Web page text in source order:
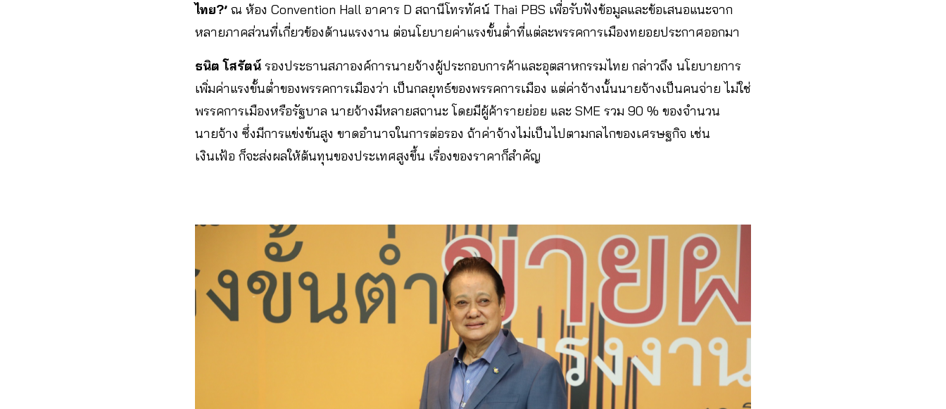
ไทย?’ ณ ห้อง Convention Hall อาคาร D สถานีโทรทัศน์ Thai PBS เพื่อรับฟังข้อมูลและข้อเสนอแนะจาก
หลายภาคส่วนที่เกี่ยวข้องด้านแรงงาน ต่อนโยบายค่าแรงขั้นต่ำที่แต่ละพรรคการเมืองทยอยประกาศออกมา
ธนิต โสรัตน์ รองประธานสภาองค์การนายจ้างผู้ประกอบการค้าและอุตสาหกรรมไทย กล่าวถึง นโยบายการ
เพิ่มค่าแรงขั้นต่ำของพรรคการเมืองว่า เป็นกลยุทธ์ของพรรคการเมือง แต่ค่าจ้างนั้นนายจ้างเป็นคนจ่าย ไม่ใช่
พรรคการเมืองหรือรัฐบาล นายจ้างมีหลายสถานะ โดยมีผู้ค้ารายย่อย และ SME รวม 90 % ของจำนวน
นายจ้าง ซึ่งมีการแข่งขันสูง ขาดอำนาจในการต่อรอง ถ้าค่าจ้างไม่เป็นไปตามกลไกของเศรษฐกิจ เช่น
เงินเฟ้อ ก็จะส่งผลให้ต้นทุนของประเทศสูงขึ้น เรื่องของราคาก็สำคัญ